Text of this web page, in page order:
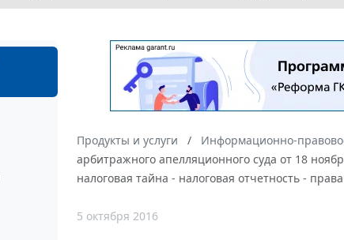
Продукты и услуги Информационно-
арбитражного апелляционного суда от 18
налоговая тайна - налоговая отчетность -
5 октября 2016